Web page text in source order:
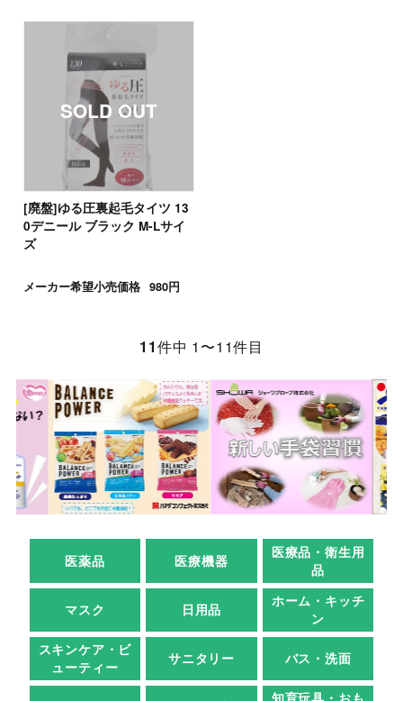
[廃盤]ゆる圧裏起毛タイツ 13
0デニール ブラック M-Lサイ
ズ
メーカー希望小売価格 980円
11件中 1〜11件目
医薬品 医療機器
医療品・衛生用
品
マスク 日用品
ホーム・キッチ
ン
スキンケア・ビ
ューティー
サニタリー バス・洗面